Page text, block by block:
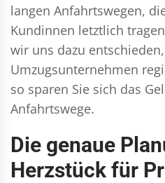
langen Anfahrtswegen,
Kundinnen letztlich
wir uns dazu
Umzugsunternehmen
so sparen Sie sich das
Anfahrtswege.
Die genaue
Herzstück für